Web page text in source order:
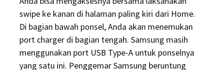
swipe ke kanan di halaman paling kiri dari Home.
Di bagian bawah ponsel, Anda akan menemukan
port charger di bagian tengah. Samsung masih
menggunakan port USB Type-A untuk ponselnya
yang satu ini. Penggemar Samsung beruntung